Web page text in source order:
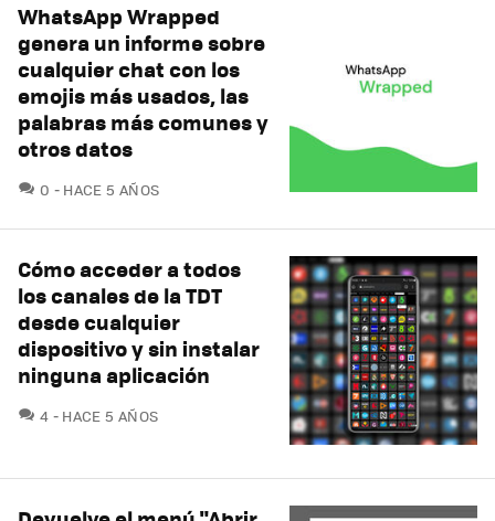
WhatsApp Wrapped
genera un informe sobre
cualquier chat con los
emojis más usados, las
palabras más comunes y
otros datos
0 COMENTARIOS
HACE 5 AÑOS
Cómo acceder a todos
los canales de la TDT
desde cualquier
dispositivo y sin instalar
ninguna aplicación
4 COMENTARIOS
HACE 5 AÑOS